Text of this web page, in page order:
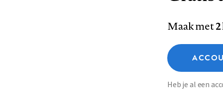
Colofon
Functionele cookies
Analytische cookies
Maak met
Heb je al een